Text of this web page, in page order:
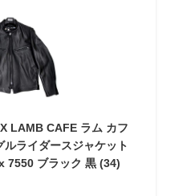
LAMB CAFE ラム カフ
ルライダースジャケット
7550 ブラック 黒 (34)